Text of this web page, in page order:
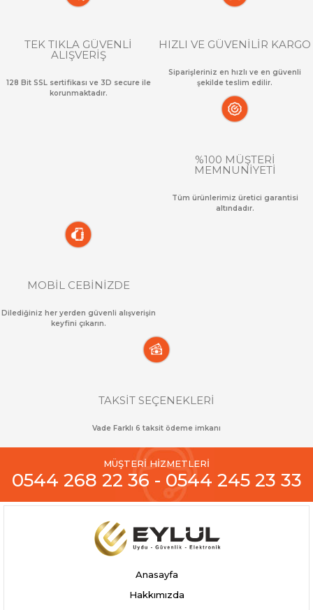
TEK TIKLA GÜVENLİ
ALIŞVERİŞ
128 Bit SSL sertifikası ve 3D secure ile
korunmaktadır.
HIZLI VE GÜVENİLİR KARGO
Siparişleriniz en hızlı ve en güvenli
şekilde teslim edilir.
%100 MÜŞTERİ
MEMNUNİYETİ
Tüm ürünlerimiz üretici garantisi
altındadır.
MOBİL CEBİNİZDE
Dilediğiniz her yerden güvenli alışverişin
keyfini çıkarın.
TAKSİT SEÇENEKLERİ
Vade Farklı 6 taksit ödeme imkanı
MÜŞTERİ HİZMETLERİ
0544 268 22 36 - 0544 245 23 33
Anasayfa
Hakkımızda